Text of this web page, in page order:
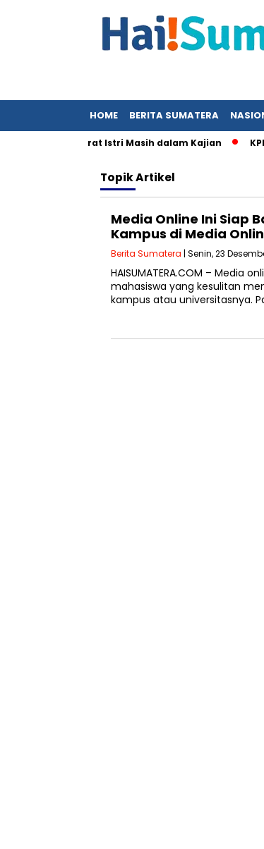
HOME BERITA SUMATERA
UMKM soal Surat Istri Masih dalam Kajian KPK
TopikArtikel
Media Online Ini Siap
Kampus di Media
Berita Sumatera | Senin, 23
HAISUMATERA.COM – Media
mahasiswa yang kesulitan
kampus atau universitasnya.